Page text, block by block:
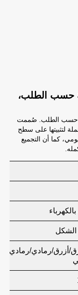
حسب الطلب،
حسب الطلب. صُممت
لتثبيتها على سطح
كما أن التجميع
أزرق/رمادي/رمادي/